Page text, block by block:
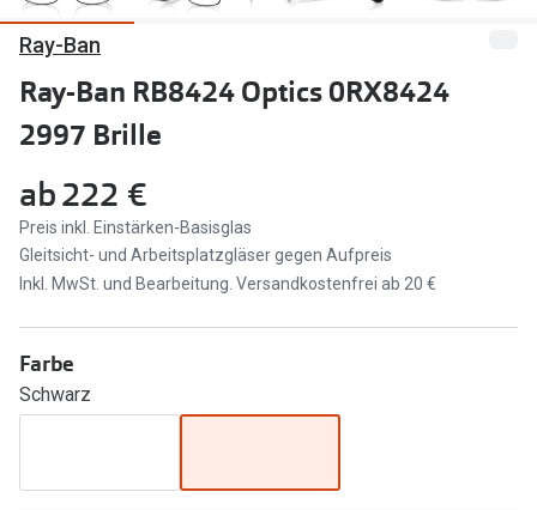
Marken
Ray-Ban
DbyD
Prada
Seen
Miu Miu
alle Marken
Ratgeber
Gleitsicht Ratgeber
Oakley
Ray-Ban
Ray-Ban RB8424 Optics 0RX8424
2997 Brille
ab222 €
Preis inkl. Einstärken-Basisglas
Gleitsicht- und Arbeitsplatzgläser gegen Aufpreis
Inkl. MwSt. und Bearbeitung. Versandkostenfrei ab 20 €
Farbe
Schwarz